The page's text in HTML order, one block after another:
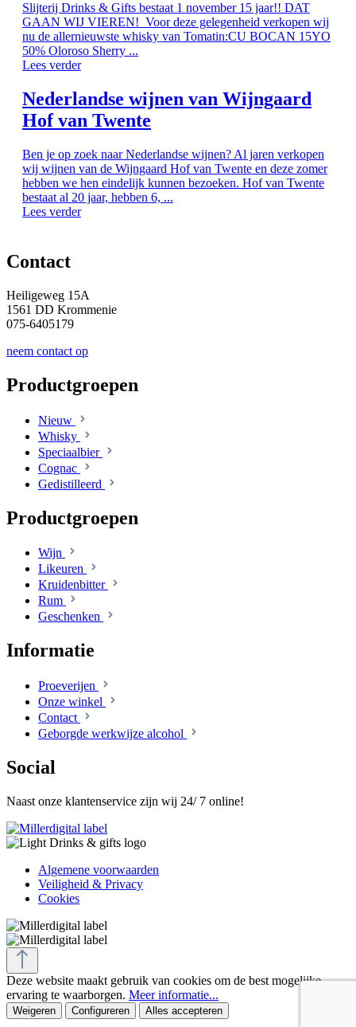
Slijterij Drinks & Gifts bestaat 1 november 15 jaar!! DAT
GAAN WIJ VIEREN! Voor deze gelegenheid verkopen wij
nu de allernieuwste whisky van Tomatin:CU BOCAN 15YO
50% Oloroso Sherry ...
Lees verder
Nederlandse wijnen van Wijngaard
Hof van Twente
Ben je op zoek naar Nederlandse wijnen? Al jaren verkopen
wij wijnen van de Wijngaard Hof van Twente en deze zomer
hebben we hen eindelijk kunnen bezoeken. Hof van Twente
bestaat al 20 jaar, hebben 6, ...
Lees verder
Contact
Heiligeweg 15A
1561 DD Krommenie
075-6405179
neem contact op
Productgroepen
Nieuw
Whisky
Speciaalbier
Cognac
Gedistilleerd
Productgroepen
Wijn
Likeuren
Kruidenbitter
Rum
Geschenken
Informatie
Proeverijen
Onze winkel
Contact
Geborgde werkwijze alcohol
Social
Naast onze klantenservice zijn wij 24/ 7 online!
Algemene voorwaarden
Veiligheid & Privacy
Cookies
Deze website maakt gebruik van cookies om de best mogelijke
ervaring te waarborgen. Meer informatie...
Weigeren Configureren Alles accepteren